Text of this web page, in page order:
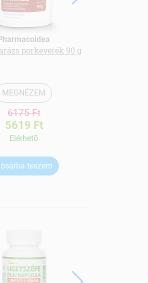
porkeverék 90 g
MEGNÉZEM
6175 Ft
5619 Ft
Elérhetõ
teszem